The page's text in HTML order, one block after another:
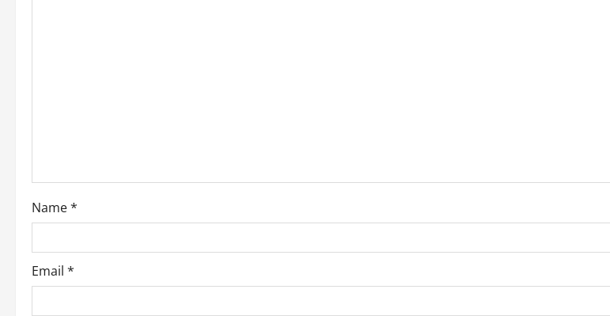
i
o
n
Name*
Email *